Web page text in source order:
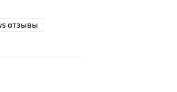
отзывы